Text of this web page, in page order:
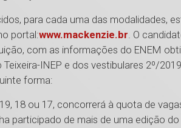
para cada uma das modalidades,
portal:www.mackenzie.br. O
com as informações do ENEM
INEP e dos vestibulares 2º/
forma:
18 ou 17, concorrerá à quota de
participado de mais de uma edição